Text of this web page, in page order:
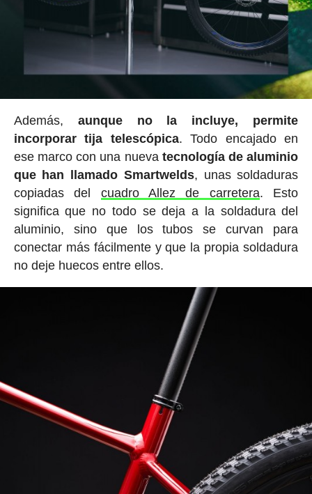
Además, aunque no la incluye, permite
incorporar tija telescópica. Todo encajado en
ese marco con una nueva tecnología de aluminio
que han llamado Smartwelds, unas soldaduras
copiadas del cuadro Allez de carretera. Esto
significa que no todo se deja a la soldadura del
aluminio, sino que los tubos se curvan para
conectar más fácilmente y que la propia soldadura
no deje huecos entre ellos.